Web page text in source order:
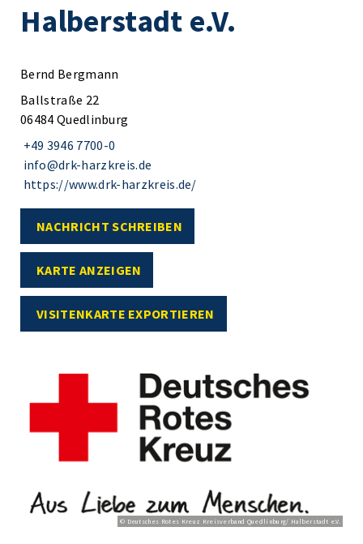
Halberstadt e.V.
Bernd Bergmann
Ballstraße 22
06484 Quedlinburg
+49 3946 7700-0
info@drk-harzkreis.de
https://www.drk-harzkreis.de/
NACHRICHT SCHREIBEN
KARTE ANZEIGEN
VISITENKARTE EXPORTIEREN
© Deutsches Rotes Kreuz Kreisverband Quedlinburg/ Halberstadt e.V.